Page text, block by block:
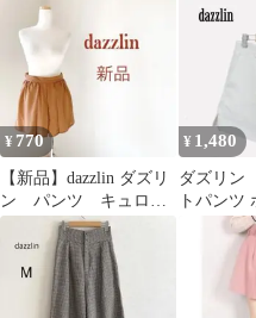
M ピンク
¥ 770
【新品】dazzlin ダズリ
ン パンツ キュロッ
ト ベージュ
¥ 1,480
ダズリン
トパンツ
ツ サイド